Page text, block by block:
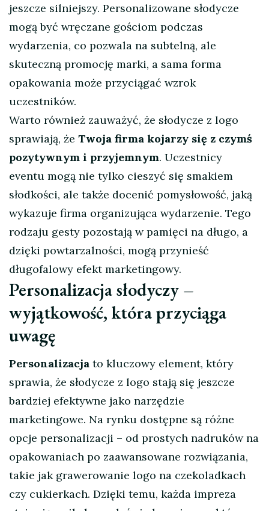
jeszcze silniejszy. Personalizowane słodycze
mogą być wręczane gościom podczas
wydarzenia, co pozwala na subtelną, ale
skuteczną promocję marki, a sama forma
opakowania może przyciągać wzrok
uczestników.
Warto również zauważyć, że słodycze z logo
sprawiają, że Twoja firma kojarzy się z czymś
pozytywnym i przyjemnym. Uczestnicy
eventu mogą nie tylko cieszyć się smakiem
słodkości, ale także docenić pomysłowość, jaką
wykazuje firma organizująca wydarzenie. Tego
rodzaju gesty pozostają w pamięci na długo, a
dzięki powtarzalności, mogą przynieść
długofalowy efekt marketingowy.
Personalizacja słodyczy –
wyjątkowość, która przyciąga
uwagę
Personalizacja to kluczowy element, który
sprawia, że słodycze z logo stają się jeszcze
bardziej efektywne jako narzędzie
marketingowe. Na rynku dostępne są różne
opcje personalizacji – od prostych nadruków na
opakowaniach po zaawansowane rozwiązania,
takie jak grawerowanie logo na czekoladkach
czy cukierkach. Dzięki temu, każda impreza